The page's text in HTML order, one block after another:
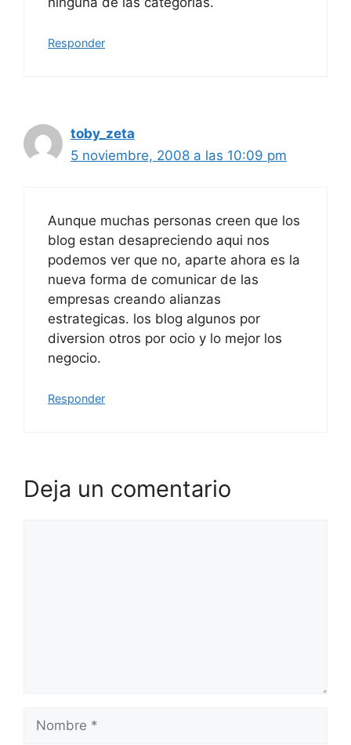
Responder
toby_zeta
5 noviembre, 2008 a las 10:09 pm
Aunque muchas personas creen que los
blog estan desapreciendo aqui nos
podemos ver que no, aparte ahora es la
nueva forma de comunicar de las
empresas creando alianzas
estrategicas. los blog algunos por
diversion otros por ocio y lo mejor los
negocio.
Responder
Deja un comentario
Nombre